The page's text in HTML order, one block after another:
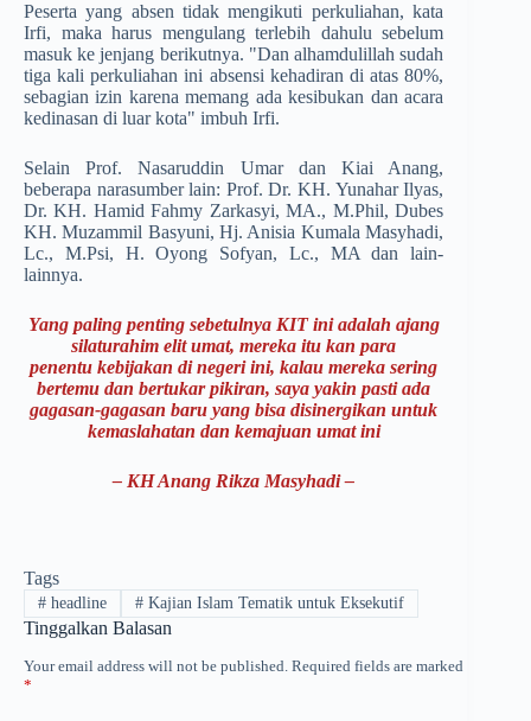
Peserta yang absen tidak mengikuti perkuliahan, kata
Irfi, maka harus mengulang terlebih dahulu sebelum
masuk ke jenjang berikutnya. "Dan alhamdulillah sudah
tiga kali perkuliahan ini absensi kehadiran di atas 80%,
sebagian izin karena memang ada kesibukan dan acara
kedinasan di luar kota" imbuh Irfi.
Selain Prof. Nasaruddin Umar dan Kiai Anang,
beberapa narasumber lain: Prof. Dr. KH. Yunahar Ilyas,
Dr. KH. Hamid Fahmy Zarkasyi, MA., M.Phil, Dubes
KH. Muzammil Basyuni, Hj. Anisia Kumala Masyhadi,
Lc., M.Psi, H. Oyong Sofyan, Lc., MA dan lain-
lainnya.
Yang paling penting sebetulnya KIT ini adalah ajang
silaturahim elit umat, mereka itu kan para
penentu kebijakan di negeri ini, kalau mereka sering
bertemu dan bertukar pikiran, saya yakin pasti ada
gagasan-gagasan baru yang bisa disinergikan untuk
kemaslahatan dan kemajuan umat ini
– KH Anang Rikza Masyhadi –
Tags
#headline #Kajian Islam Tematik untuk Eksekutif
Tinggalkan Balasan
Your email address will not be published. Required fields are marked
*